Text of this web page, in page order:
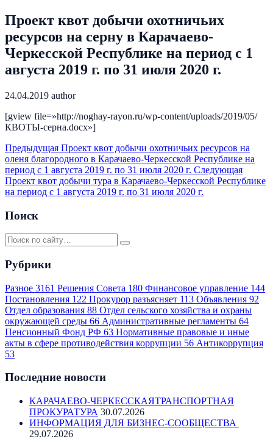
Проект квот добычи охотничьих
ресурсов на серну в Карачаево-
Черкесской Республике на период с 1
августа 2019 г. по 31 июля 2020 г.
24.04.2019 author
[gview file=»http://noghay-rayon.ru/wp-content/uploads/2019/05/
КВОТЫ-серна.docx»]
Предыдущая Проект квот добычи охотничьих ресурсов на
оленя благородного в Карачаево-Черкесской Республике на
период с 1 августа 2019 г. по 31 июля 2020 г. Следующая
Проект квот добычи тура в Карачаево-Черкесской Республике
на период с 1 августа 2019 г. по 31 июля 2020 г.
Поиск
Рубрики
Разное 3161 Решения Совета 180 Финансовое управление 144
Постановления 122 Прокурор разъясняет 113 Объявления 92
Отдел образования 88 Отдел сельского хозяйства и охраны
окружающей среды 66 Административные регламенты 64
Пенсионный Фонд РФ 63 Нормативные правовые и иные
акты в сфере противодействия коррупции 56 Антикоррупция
53
Последние новости
КАРАЧАЕВО-ЧЕРКЕССКАЯТРАНСПОРТНАЯ
ПРОКУРАТУРА 30.07.2026
ИНФОРМАЦИЯ ДЛЯ БИЗНЕС-СООБЩЕСТВА
29.07.2026